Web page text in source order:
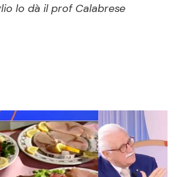
Soap Opera
lo dà il prof Calabrese